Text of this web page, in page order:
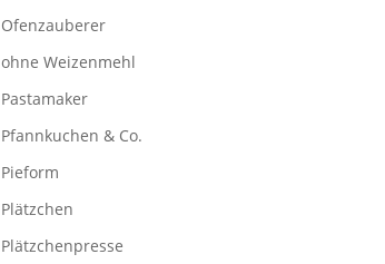
Ofenzauberer
ohne Weizenmehl
Pastamaker
Pfannkuchen & Co.
Pieform
Plätzchen
Plätzchenpresse